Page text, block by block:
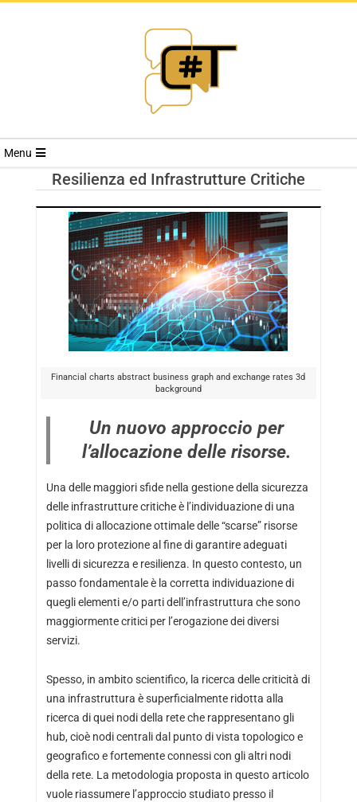
RIVISTA
TRENDS
Menu
Resilienza ed Infrastrutture Critiche
Financial charts abstract business graph and exchange rates 3d
background
Un nuovo approccio per
l’allocazione delle risorse.
Una delle maggiori sfide nella gestione della sicurezza
delle infrastrutture critiche è l’individuazione di una
politica di allocazione ottimale delle “scarse” risorse
per la loro protezione al fine di garantire adeguati
livelli di sicurezza e resilienza. In questo contesto, un
passo fondamentale è la corretta individuazione di
quegli elementi e/o parti dell’infrastruttura che sono
maggiormente critici per l’erogazione dei diversi
servizi.
Spesso, in ambito scientifico, la ricerca delle criticità di
una infrastruttura è superficialmente ridotta alla
ricerca di quei nodi della rete che rappresentano gli
hub, cioè nodi centrali dal punto di vista topologico e
geografico e fortemente connessi con gli altri nodi
della rete. La metodologia proposta in questo articolo
vuole riassumere l’approccio studiato presso il